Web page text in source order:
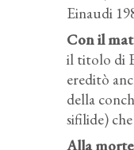
Einaudi
Con il
il titolo di
ereditò
della
sifilide)
Alla